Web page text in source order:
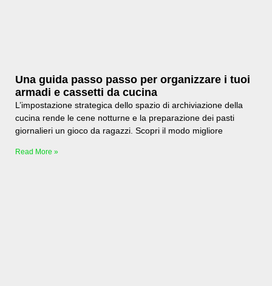
Una guida passo passo per organizzare i tuoi
armadi e cassetti da cucina
L’impostazione strategica dello spazio di archiviazione della
cucina rende le cene notturne e la preparazione dei pasti
giornalieri un gioco da ragazzi. Scopri il modo migliore
Read More »